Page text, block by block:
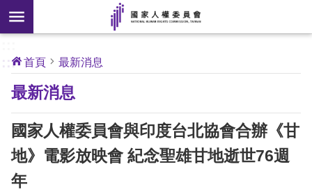
前往主要內容區塊
搜
尋
開
新
]
核
心
人
權
公
約
關
於
:::
首頁 最新消息
最新消息
國家人權委員會與印度台北協會合辦《甘
地》電影放映會 紀念聖雄甘地逝世76週
年